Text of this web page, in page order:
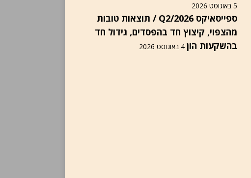
5 באוגוסט 2026
ספייסאיקס Q2/2026 / תוצאות טובות
מהצפוי, קיצוץ חד בהפסדים, גידול חד
בהשקעות הון 4 באוגוסט 2026